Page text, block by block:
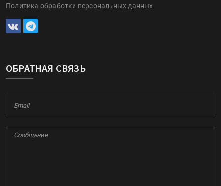
Политика обработки персональных данных
ОБРАТНАЯ СВЯЗЬ